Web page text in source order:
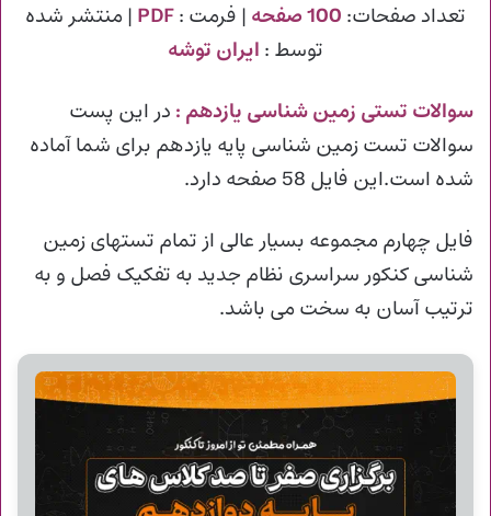
تعداد صفحات: 100 صفحه | فرمت :
| منتشر شده
توسط : ایران توشه
سوالات تستی زمین شناسی یازدهم : در این پست
سوالات تست زمین شناسی پایه یازدهم برای شما آماده
شده است.این فایل 58 صفحه دارد.
فایل چهارم مجموعه بسیار عالی از تمام تستهای زمین
شناسی کنکور سراسری نظام جدید به تفکیک فصل و به
ترتیب آسان به سخت می باشد.